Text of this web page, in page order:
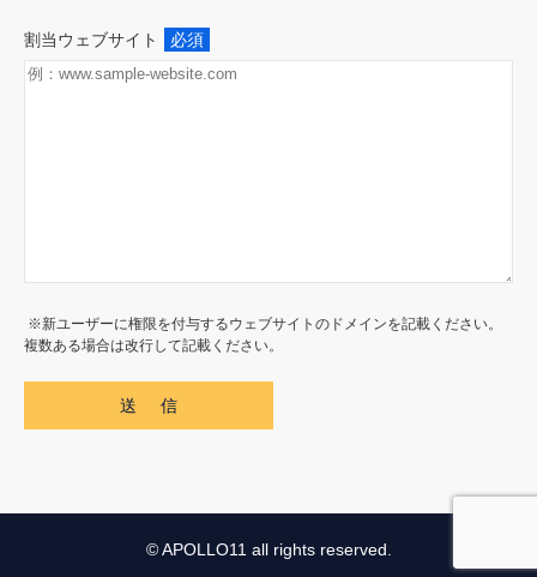
割当ウェブサイト 必須
※新ユーザーに権限を付与するウェブサイトのドメインを記載ください。
複数ある場合は改行して記載ください。
© APOLLO11 all rights reserved.